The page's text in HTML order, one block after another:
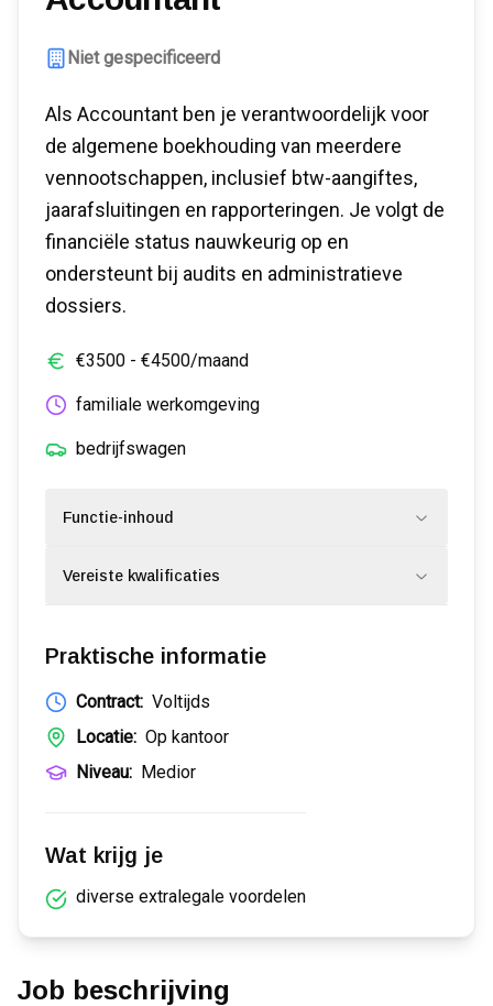
Niet gespecificeerd
Als Accountant ben je verantwoordelijk voor
de algemene boekhouding van meerdere
vennootschappen, inclusief btw-aangiftes,
jaarafsluitingen en rapporteringen. Je volgt de
financiële status nauwkeurig op en
ondersteunt bij audits en administratieve
dossiers.
€3500 - €4500/maand
familiale werkomgeving
bedrijfswagen
Functie-inhoud
Vereiste kwalificaties
Praktische informatie
Contract: Voltijds
Locatie: Op kantoor
Niveau: Medior
Wat krijg je
diverse extralegale voordelen
Job beschrijving